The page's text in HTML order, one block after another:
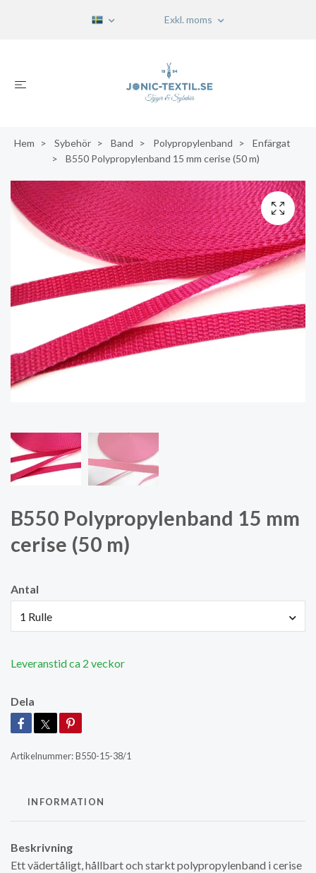
Exkl. moms
Hem Sybehör Band Polypropylenband
Enfärgat
B550 Polypropylenband 15 mm cerise (50 m)
B550 Polypropylenband 15 mm
cerise (50 m)
Antal
1 Rulle
Leveranstid ca 2 veckor
Dela
Artikelnummer:B550-15-38/1
INFORMATION
Beskrivning
Ett vädertåligt, hållbart och starkt polypropylenband i cerise